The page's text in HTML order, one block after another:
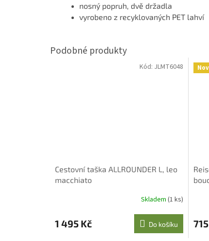
nosný popruh, dvě držadla
vyrobeno z recyklovaných PET lahví
Cestovní taška ALLROUNDER L, leo
macchiato
Skladem (1 ks)
1 495 Kč Do košíku
Kód: JLMT6048